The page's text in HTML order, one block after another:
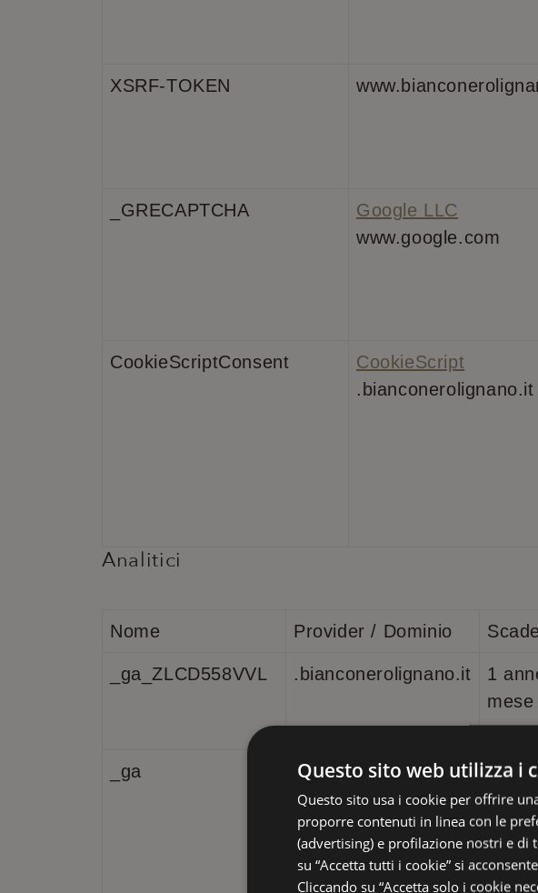
XSRF-TOKEN
_GRECAPTCHA
Google LLC
www.google.com
CookieScriptConsent
CookieScript
.bianconerolignano.it
Analitici
Nome Provider / Dominio
_ga_ZLCD558VVL .bianconerolignano.it
1
mese
_ga
Google LLC
.bianconerolignano.it
1
mese
Questo sito web utilizza i
Questo sito usa i cookie per offrire
proporre contenuti in linea con le
(advertising) e profilazione nostri e di
su “Accetta tutti i cookie” si
Cliccando su “Accetta solo i cookie